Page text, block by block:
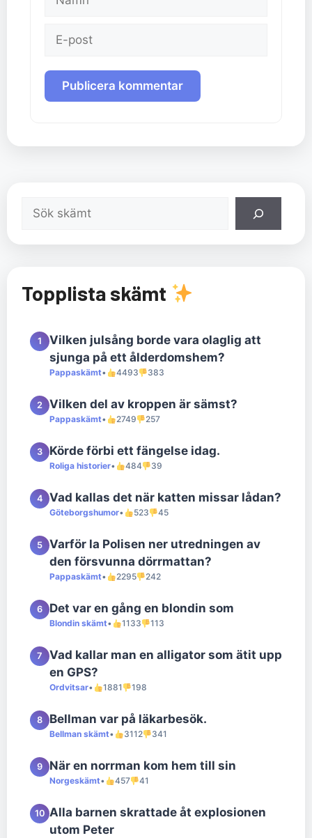
Sök
Topplista skämt
1
Vilken julsång borde vara olaglig att
sjunga på ett ålderdomshem?
Pappaskämt• 4493 383
2 Vilken del av kroppen är sämst?
Pappaskämt• 2749 257
3 Körde förbi ett fängelse idag.
Roliga historier• 484 39
4 Vad kallas det när katten missar lådan?
Göteborgshumor• 523 45
5
Varför la Polisen ner utredningen av
den försvunna dörrmattan?
Pappaskämt• 2295 242
6 Det var en gång en blondin som
Blondin skämt• 1133 113
7
Vad kallar man en alligator som ätit upp
en GPS?
Ordvitsar• 1881 198
8 Bellman var på läkarbesök.
Bellman skämt• 3112 341
9 När en norrman kom hem till sin
Norgeskämt• 457 41
10 Alla barnen skrattade åt explosionen
utom Peter